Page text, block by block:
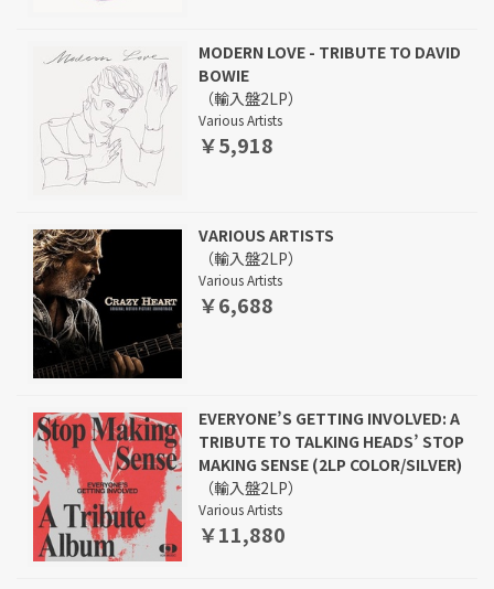
MODERN LOVE - TRIBUTE TO DAVID
BOWIE
（輸入盤2LP）
Various Artists
￥5,918
VARIOUS ARTISTS
（輸入盤2LP）
Various Artists
￥6,688
EVERYONE’S GETTING INVOLVED: A
TRIBUTE TO TALKING HEADS’ STOP
MAKING SENSE (2LP COLOR/SILVER)
（輸入盤2LP）
Various Artists
￥11,880